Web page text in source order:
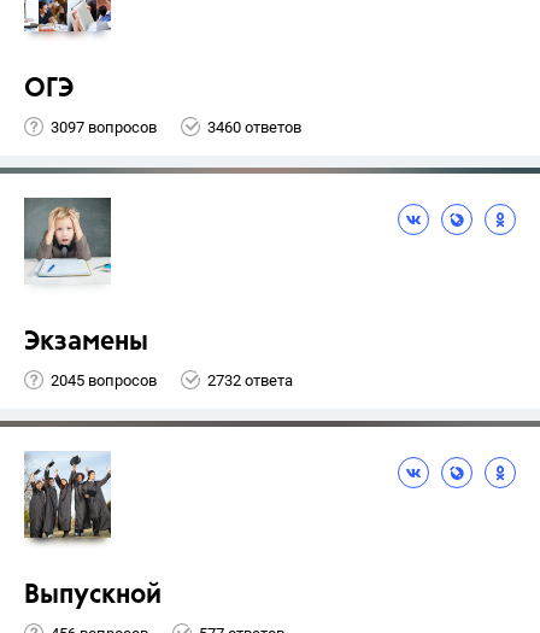
ОГЭ
3097 вопросов 3460 ответов
Экзамены
2045 вопросов 2732 ответа
Выпускной